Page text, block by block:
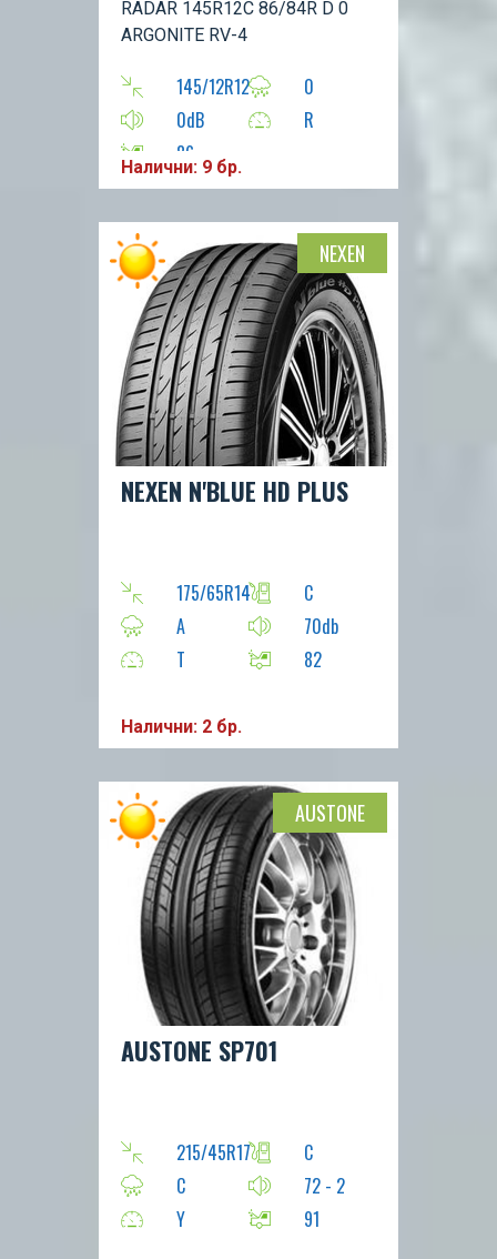
RADAR 145R12C 86/84R D 0
ARGONITE RV-4
145/12R12
0
0dB
R
86
Налични: 9 бр.
NEXEN N'BLUE HD PLUS
175/65R14
C
A
70db
T
82
Налични: 2 бр.
NEXEN
AUSTONE SP701
215/45R17
C
C
72 - 2
Y
91
AUSTONE